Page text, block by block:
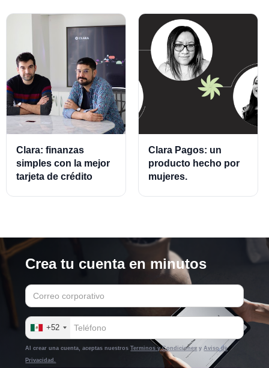
Clara: finanzas
simples con la mejor
tarjeta de crédito
Clara Pagos: un
producto hecho por
mujeres.
Crea tu cuenta en minutos
+52
Al crear una cuenta, aceptas nuestrosTerminos y CondicionesyAviso de
Privacidad.